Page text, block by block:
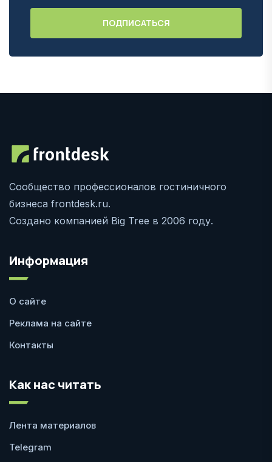
Сообщество профессионалов гостиничного
бизнеса frontdesk.ru.
Создано компанией Big Tree в 2006 году.
Информация
О сайте
Реклама на сайте
Контакты
Как нас читать
Лента материалов
Telegram